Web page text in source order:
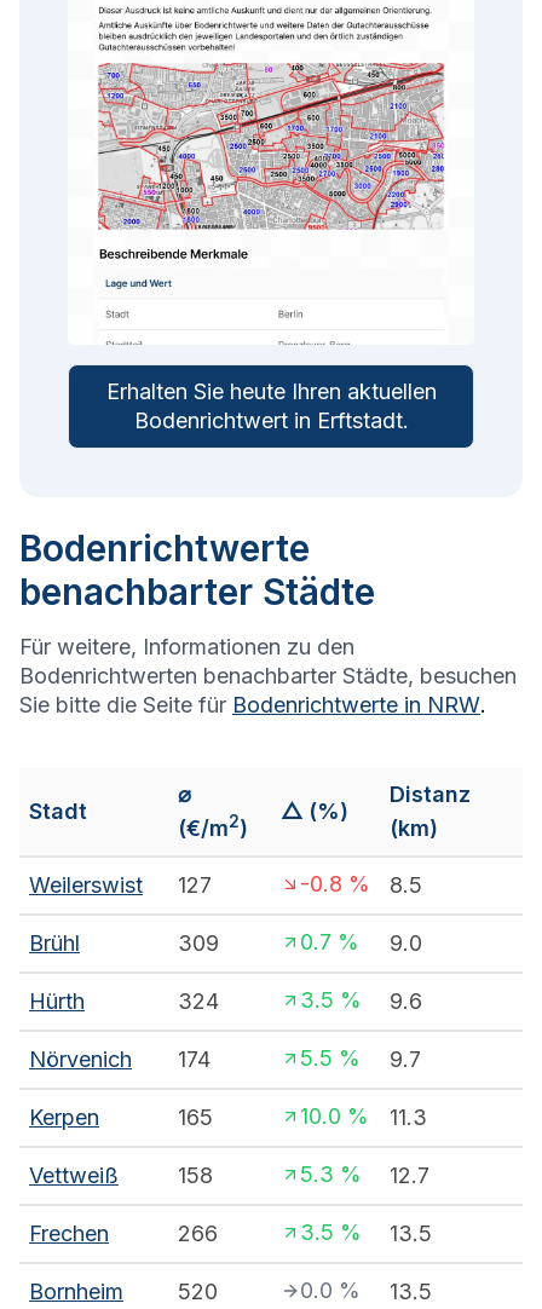
Erhalten Sie heute Ihren aktuellen
Bodenrichtwert in Erftstadt.
Bodenrichtwerte
benachbarter Städte
Für weitere, Informationen zu den
Bodenrichtwerten benachbarter Städte, besuchen
Sie bitte die Seite für Bodenrichtwerte in NRW.
Stadt
⌀
(€/m2)
△ (%)
Distanz
(km)
Weilerswist 127 -0.8 % 8.5
Brühl 309 0.7 % 9.0
Hürth 324 3.5 % 9.6
Nörvenich 174 5.5 % 9.7
Kerpen 165 10.0 % 11.3
Vettweiß 158 5.3 % 12.7
Frechen 266 3.5 % 13.5
Bornheim 520 0.0 % 13.5